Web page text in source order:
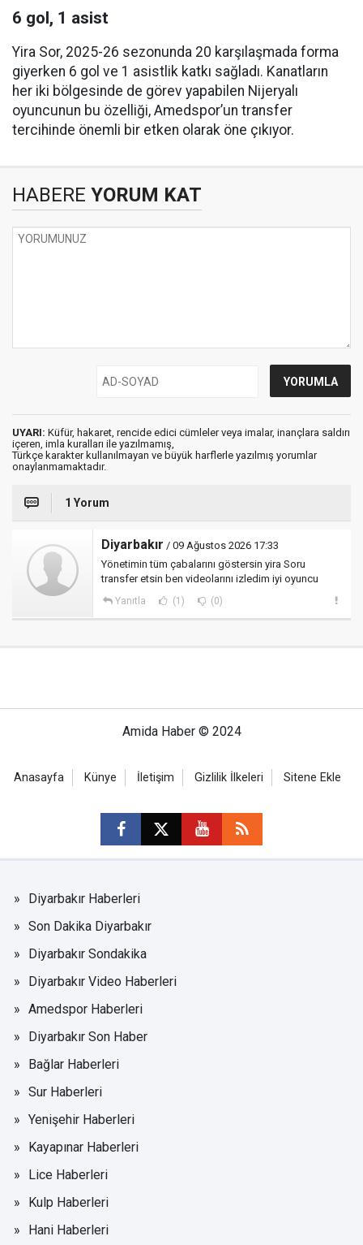
6 gol, 1 asist
Yira Sor, 2025-26 sezonunda 20 karşılaşmada forma
giyerken 6 gol ve 1 asistlik katkı sağladı. Kanatların
her iki bölgesinde de görev yapabilen Nijeryalı
oyuncunun bu özelliği, Amedspor’un transfer
tercihinde önemli bir etken olarak öne çıkıyor.
HABERE YORUM KAT
UYARI: Küfür, hakaret, rencide edici cümleler veya imalar, inançlara saldırı
içeren, imla kuralları ile yazılmamış,
Türkçe karakter kullanılmayan ve büyük harflerle yazılmış yorumlar
onaylanmamaktadır.
1 Yorum
Diyarbakır / 09 Ağustos 2026 17:33
Yönetimin tüm çabalarını göstersin yira Soru
transfer etsin ben videolarını izledim iyi oyuncu
Yanıtla (1) (0)
Amida Haber © 2024
Anasayfa Künye İletişim Gizlilik İlkeleri Sitene Ekle
Diyarbakır Haberleri
Son Dakika Diyarbakır
Diyarbakır Sondakika
Diyarbakır Video Haberleri
Amedspor Haberleri
Diyarbakır Son Haber
Bağlar Haberleri
Sur Haberleri
Yenişehir Haberleri
Kayapınar Haberleri
Lice Haberleri
Kulp Haberleri
Hani Haberleri